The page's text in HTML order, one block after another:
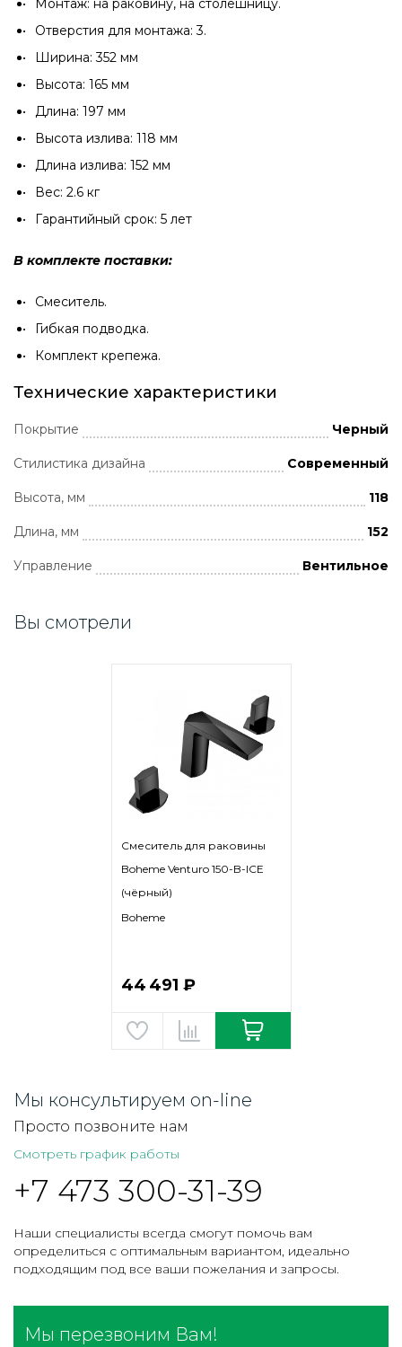
Монтаж: на раковину, на столешницу.
Отверстия для монтажа: 3.
Ширина: 352 мм
Высота: 165 мм
Длина: 197 мм
Высота излива: 118 мм
Длина излива: 152 мм
Вес: 2.6 кг
Гарантийный срок: 5 лет
В комплекте поставки:
Смеситель.
Гибкая подводка.
Комплект крепежа.
Технические характеристики
Покрытие Черный
Стилистика дизайна Современный
Высота, мм 118
Длина, мм 152
Управление Вентильное
Вы смотрели
Смеситель для раковины
Boheme Venturo 150-B-ICE
(чёрный)
Boheme
44 491 ₽
Мы консультируем on-line
Просто позвоните нам
Смотреть график работы
+7 473 300-31-39
Наши специалисты всегда смогут помочь вам
определиться с оптимальным вариантом, идеально
подходящим под все ваши пожелания и запросы.
Мы перезвоним Вам!